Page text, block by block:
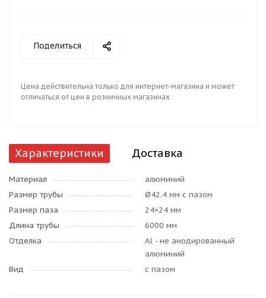
Поделиться
Цена действительна только для интернет-магазина и может
отличаться от цен в розничных магазинах
Характеристики Доставка
Материал
алюминий
Размер трубы
Ø42.4 мм с пазом
Размер паза
24×24 мм
Длина трубы
6000 мм
Отделка
Al - не анодированный
алюминий
Вид
с пазом